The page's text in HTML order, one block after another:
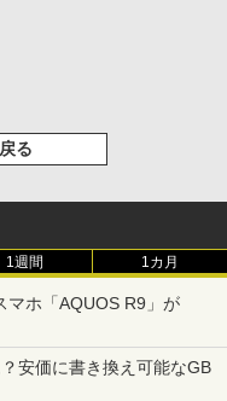
る
1週間 1カ月
マホ「AQUOS R9」が
安価に書き換え可能なGB